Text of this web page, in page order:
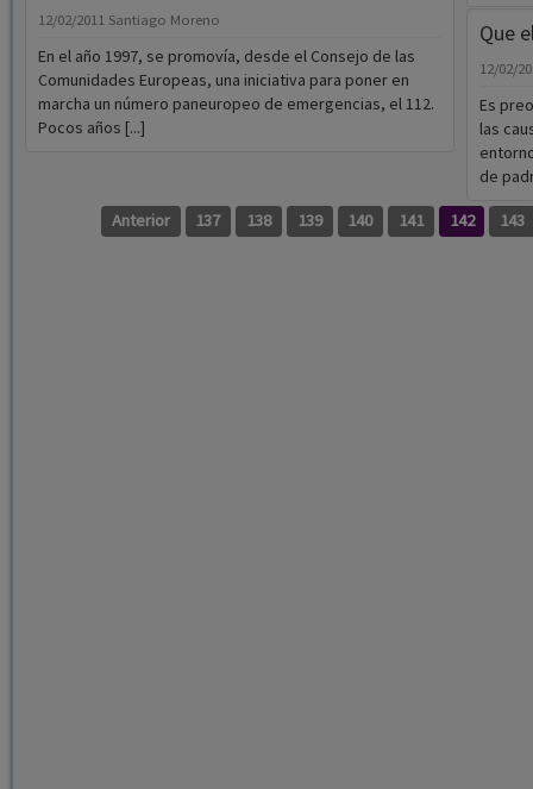
12/02/2011 Santiago Moreno
En el año 1997, se promovía, desde el Consejo de las
Comunidades Europeas, una iniciativa para poner en
marcha un número paneuropeo de emergencias, el 112.
Pocos años [...]
Que
12/02/
Es
las
de
Anterior 137 138 139 140 141 142 143